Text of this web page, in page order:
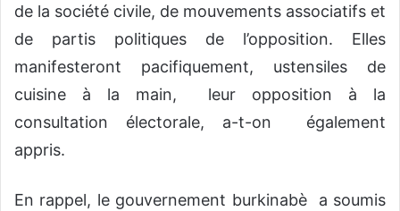
de la société civile, de mouvements associatifs et
de partis politiques de l’opposition. Elles
manifesteront pacifiquement, ustensiles de
cuisine à la main, leur opposition à la
consultation électorale, a-t-on également
appris.
En rappel, le gouvernement burkinabè a soumis